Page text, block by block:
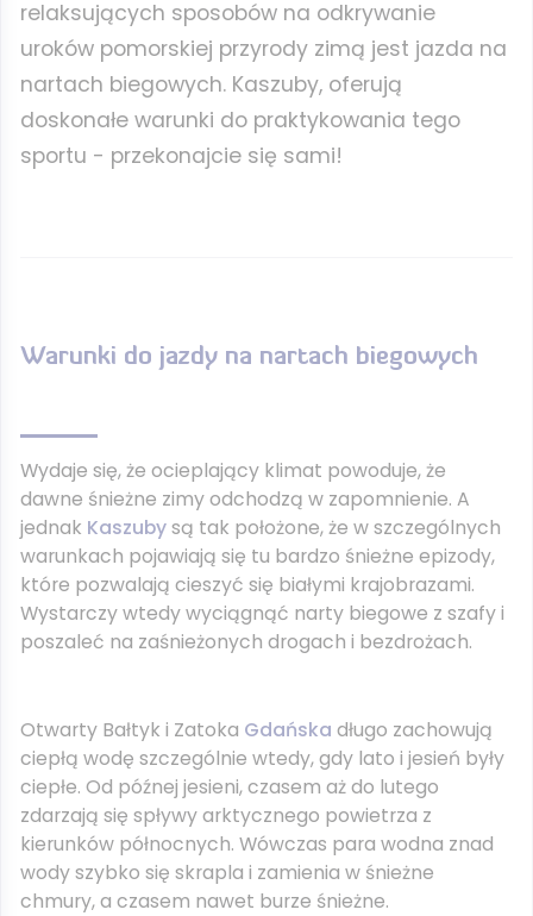
relaksujących sposobów na odkrywanie
uroków pomorskiej przyrody zimą jest jazda na
nartach biegowych. Kaszuby, oferują
doskonałe warunki do praktykowania tego
sportu - przekonajcie się sami!
Warunki do jazdy na nartach biegowych
Wydaje się, że ocieplający klimat powoduje, że
dawne śnieżne zimy odchodzą w zapomnienie. A
jednak Kaszubysą tak położone, że w szczególnych
warunkach pojawiają się tu bardzo śnieżne epizody,
które pozwalają cieszyć się białymi krajobrazami.
Wystarczy wtedy wyciągnąć narty biegowe z szafy i
poszaleć na zaśnieżonych drogach i bezdrożach.
Otwarty Bałtyk i Zatoka Gdańska długo zachowują
ciepłą wodę szczególnie wtedy, gdy lato i jesień były
ciepłe. Od późnej jesieni, czasem aż do lutego
zdarzają się spływy arktycznego powietrza z
kierunków północnych. Wówczas para wodna znad
wody szybko się skrapla i zamienia w śnieżne
chmury, a czasem nawet burze śnieżne.